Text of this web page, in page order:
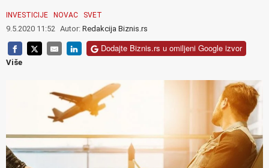
INVESTICIJE NOVAC SVET
9.5.2020 11:52 Autor: Redakcija Biznis.rs
Dodajte Biznis.rs u omiljeni Google izvor
Više